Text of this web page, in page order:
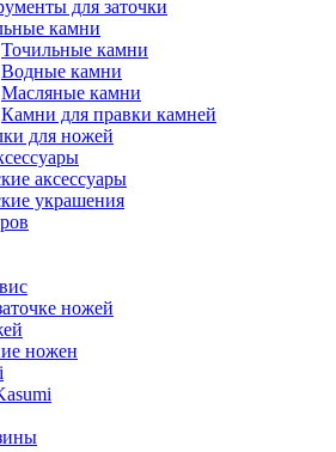
для заточки
камни
Точильные камни
Водные камни
Масляные камни
Камни для правки камней
для ножей
аксессуары
украшения
ножей
ножен